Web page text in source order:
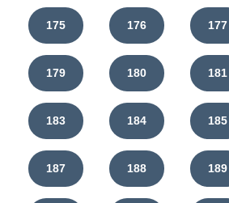
175 176 177
179 180 181
183 184 185
187 188 189